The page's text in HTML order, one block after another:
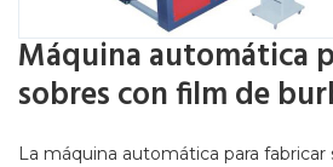
Máquina automática
sobres con film de
La máquina automática para